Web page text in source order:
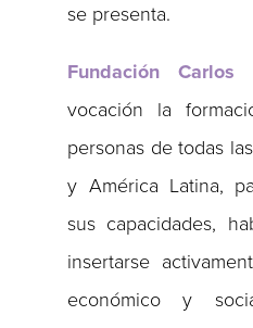
se presenta.
Fundación Carlos
vocación la
personas de todas
y América Latina,
sus capacidades,
insertarse
económico y